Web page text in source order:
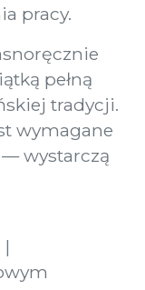
pracy.
pełną
tradycji.
wymagane
wystarczą